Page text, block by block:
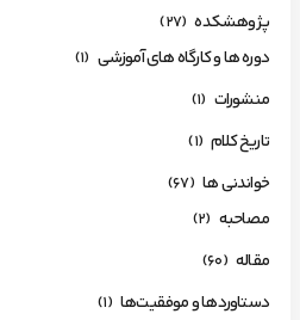
پژوهشکده (27)
دوره ها و کارگاه های آموزشی (1)
منشورات (1)
تاریخ کلام (1)
خواندنی ها (67)
مصاحبه (2)
مقاله (60)
دستاوردها و موفقیت‌ها (1)